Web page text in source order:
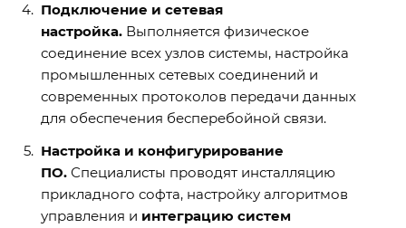
Подключение и сетевая
настройка. Выполняется физическое
соединение всех узлов системы, настройка
промышленных сетевых соединений и
современных протоколов передачи данных
для обеспечения бесперебойной связи.
Настройка и конфигурирование
ПО. Специалисты проводят инсталляцию
прикладного софта, настройку алгоритмов
управления и интеграцию систем